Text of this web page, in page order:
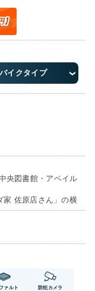
】
バイクタイプ
央図書館・アベイル
家 佐原店さん」の横
ァルト 防犯カメラ